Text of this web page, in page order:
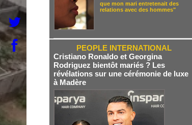
que mon mari entretenait des
relations avec des hommes"
PEOPLE INTERNATIONAL
Cristiano Ronaldo et Georgina
Rodriguez bientôt mariés ? Les
révélations sur une cérémonie de luxe
à Madère